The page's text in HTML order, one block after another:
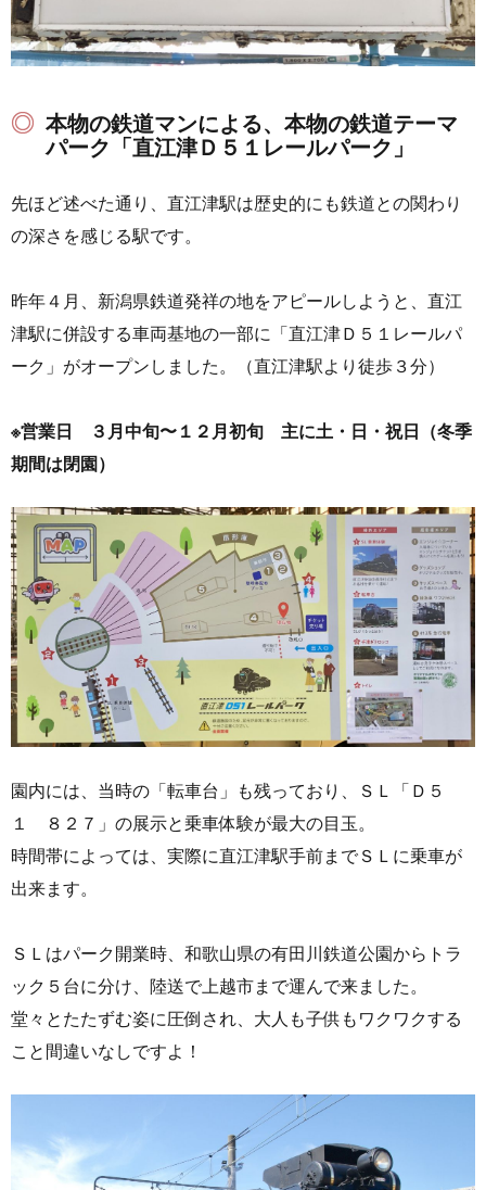
本物の鉄道マンによる、本物の鉄道テーマ
パーク「直江津Ｄ５１レールパーク」
先ほど述べた通り、直江津駅は歴史的にも鉄道との関わり
の深さを感じる駅です。
昨年４月、新潟県鉄道発祥の地をアピールしようと、直江
津駅に併設する車両基地の一部に「直江津Ｄ５１レールパ
ーク」がオープンしました。（直江津駅より徒歩３分）
※営業日 ３月中旬〜１２月初旬 主に土・日・祝日（冬季
期間は閉園）
園内には、当時の「転車台」も残っており、ＳＬ「Ｄ５
１ ８２７」の展示と乗車体験が最大の目玉。
時間帯によっては、実際に直江津駅手前までＳＬに乗車が
出来ます。
ＳＬはパーク開業時、和歌山県の有田川鉄道公園からトラ
ック５台に分け、陸送で上越市まで運んで来ました。
堂々とたたずむ姿に圧倒され、大人も子供もワクワクする
こと間違いなしですよ！